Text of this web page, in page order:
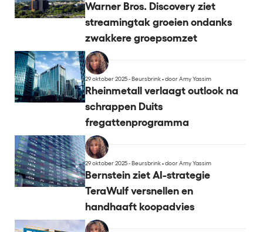
Warner Bros. Discovery ziet
streamingtak groeien ondanks
zwakkere groepsomzet
29 oktober 2025 - Beursbrink•door Amy Yassim
Rheinmetall verlaagt outlook na
schrappen Duits
fregattenprogramma
29 oktober 2025 - Beursbrink•door Amy Yassim
Bernstein ziet AI-strategie
TeraWulf versnellen en
handhaaft koopadvies